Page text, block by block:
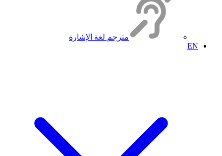
مترجم لغة الإشارة
EN